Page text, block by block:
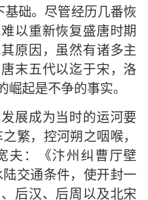
基础。尽管经历几番恢
以重新恢复盛唐时期
原因，虽然有诸多主
末五代以迄于宋，洛
崛起是不争的事实。
成为当时的运河要
繁，控河朔之咽喉，
夫：《汴州纠曹厅壁
交通条件，使开封一
后汉、后周以及北宋